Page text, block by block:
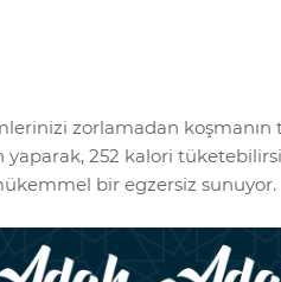
zorlamadan koşmanın
yaparak, 252 kalori
bir egzersiz sunuyor.